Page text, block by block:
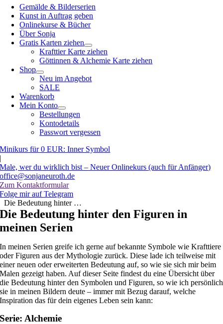
Gemälde & Bilderserien
Kunst in Auftrag geben
Onlinekurse & Bücher
Über Sonja
Gratis Karten ziehen
Krafttier Karte ziehen
Göttinnen & Alchemie Karte ziehen
Shop
Neu im Angebot
SALE
Warenkorb
Mein Konto
Bestellungen
Kontodetails
Passwort vergessen
Minikurs für 0 EUR: Inner Symbol
|
Male, wer du wirklich bist – Neuer Onlinekurs (auch für Anfänger)
office@sonjaneuroth.de
Zum Kontaktformular
Folge mir auf Telegram
Die Bedeutung hinter …
Die Bedeutung hinter den Figuren in
meinen Serien
In meinen Serien greife ich gerne auf bekannte Symbole wie Krafttiere
oder Figuren aus der Mythologie zurück. Diese lade ich teilweise mit
einer neuen oder erweiterten Bedeutung auf, so wie sie sich mir beim
Malen gezeigt haben. Auf dieser Seite findest du eine Übersicht über
die Bedeutung hinter den Symbolen und Figuren, so wie ich persönlich
sie in meinen Bildern deute – immer mit Bezug darauf, welche
Inspiration das für dein eigenes Leben sein kann:
Serie: Alchemie